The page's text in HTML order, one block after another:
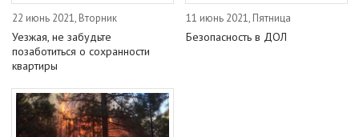
22 июнь 2021, Вторник
Уезжая, не забудьте
позаботиться о сохранности
квартиры
11 июнь 2021, Пятница
Безопасность в ДОЛ